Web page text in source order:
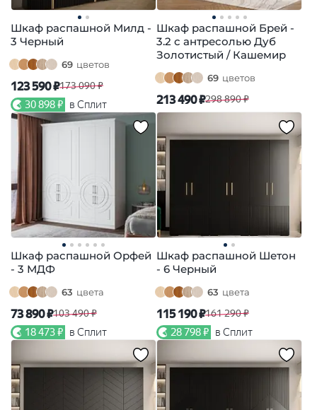
Шкаф распашной Милд -
3 Черный
69 цветов
123 590 ₽173 090 ₽
30 898 ₽ в Сплит
Шкаф распашной Брей -
3.2 с антресолью Дуб
Золотистый / Кашемир
69 цветов
213 490 ₽298 890 ₽
Шкаф распашной Орфей
- 3 МДФ
63 цвета
73 890 ₽103 490 ₽
18 473 ₽ в Сплит
Шкаф распашной Шетон
- 6 Черный
63 цвета
115 190 ₽161 290 ₽
28 798 ₽ в Сплит